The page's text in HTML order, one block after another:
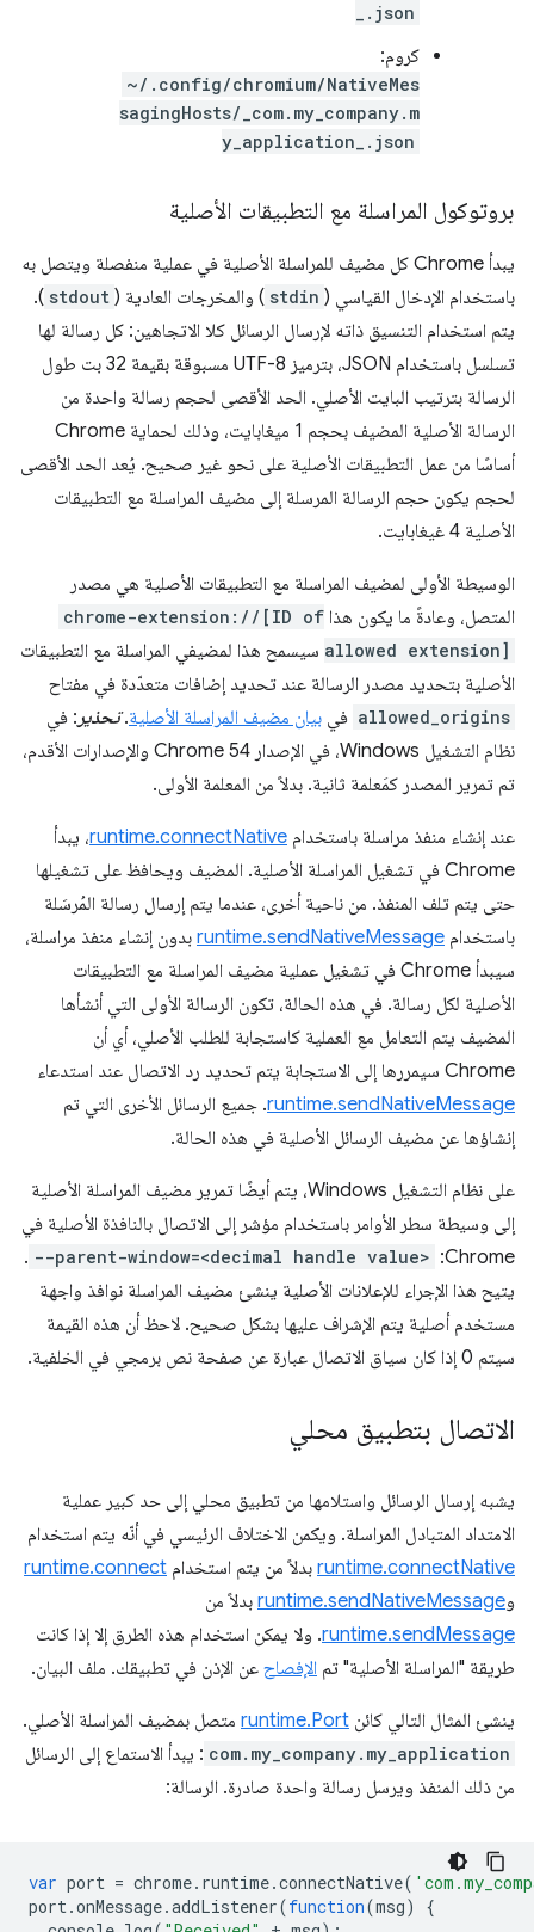
_.json
كروم:
~/.config/chromium/NativeMes
sagingHosts/_com.my_company.m
y_application_.json
بروتوكول المراسلة مع التطبيقات الأصلية
يبدأ Chrome كل مضيف للمراسلة الأصلية في عملية منفصلة ويتصل به
باستخدام الإدخال القياسي ( stdin ) والمخرجات العادية ( stdout
).
يتم استخدام التنسيق ذاته لإرسال الرسائل كلا الاتجاهين: كل رسالة لها
تسلسل باستخدام JSON، بترميز UTF-8 مسبوقة بقيمة 32 بت طول
الرسالة بترتيب البايت الأصلي. الحد الأقصى لحجم رسالة واحدة من
الرسالة الأصلية المضيف بحجم 1 ميغابايت، وذلك لحماية Chrome
أساسًا من عمل التطبيقات الأصلية على نحو غير صحيح. يُعد الحد الأقصى
لحجم يكون حجم الرسالة المرسلة إلى مضيف المراسلة مع التطبيقات
الأصلية 4 غيغابايت.
الوسيطة الأولى لمضيف المراسلة مع التطبيقات الأصلية هي مصدر
المتصل، وعادةً ما يكون هذا chrome-extension://[ID of
allowed extension] سيسمح هذا لمضيفي المراسلة مع التطبيقات
الأصلية بتحديد مصدر الرسالة عند تحديد إضافات متعدّدة في مفتاح
allowed_origins في بيان مضيف المراسلة الأصلية.تحذير : في
نظام التشغيل Windows، في الإصدار Chrome 54 والإصدارات الأقدم،
تم تمرير المصدر كمَعلمة ثانية. بدلاً من المعلمة الأولى.
عند إنشاء منفذ مراسلة باستخدام runtime.connectNative، يبدأ
Chrome في تشغيل المراسلة الأصلية. المضيف ويحافظ على تشغيلها
حتى يتم تلف المنفذ. من ناحية أخرى، عندما يتم إرسال رسالة المُرسَلة
باستخدام runtime.sendNativeMessage بدون إنشاء منفذ مراسلة،
سيبدأ Chrome في تشغيل عملية مضيف المراسلة مع التطبيقات
الأصلية لكل رسالة. في هذه الحالة، تكون الرسالة الأولى التي أنشأها
المضيف يتم التعامل مع العملية كاستجابة للطلب الأصلي، أي أن
Chrome سيمررها إلى الاستجابة يتم تحديد رد الاتصال عند استدعاء
runtime.sendNativeMessage. جميع الرسائل الأخرى التي تم
إنشاؤها عن مضيف الرسائل الأصلية في هذه الحالة.
على نظام التشغيل Windows، يتم أيضًا تمرير مضيف المراسلة الأصلية
إلى وسيطة سطر الأوامر باستخدام مؤشر إلى الاتصال بالنافذة الأصلية في
Chrome:
--parent-window=<decimal handle value>
.
يتيح هذا الإجراء للإعلانات الأصلية ينشئ مضيف المراسلة نوافذ واجهة
مستخدم أصلية يتم الإشراف عليها بشكل صحيح. لاحظ أن هذه القيمة
سيتم 0 إذا كان سياق الاتصال عبارة عن صفحة نص برمجي في الخلفية.
الاتصال بتطبيق محلي
يشبه إرسال الرسائل واستلامها من تطبيق محلي إلى حد كبير عملية
الامتداد المتبادل المراسلة. ويكمن الاختلاف الرئيسي في أنّه يتم استخدام
runtime.connectNative بدلاً من يتم استخدام runtime.connect
وruntime.sendNativeMessage بدلاً من
runtime.sendMessage. ولا يمكن استخدام هذه الطرق إلا إذا كانت
طريقة "المراسلة الأصلية" تم الإفصاح عن الإذن في تطبيقك. ملف البيان.
ينشئ المثال التالي كائن runtime.Port متصل بمضيف المراسلة الأصلي.
com.my_company.my_application : يبدأ الاستماع إلى الرسائل
من ذلك المنفذ ويرسل رسالة واحدة صادرة. الرسالة:
var port = chrome. runtime.connectNative(
port.onMessage.addListener(function(msg)
{